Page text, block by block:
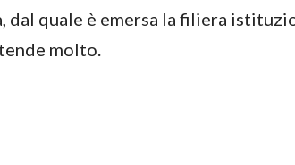
dal quale è emersa la filiera
molto.